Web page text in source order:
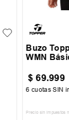
M
Buzo
WMN
$ 69.999
6 cuotas SIN
Precio sin impuestos